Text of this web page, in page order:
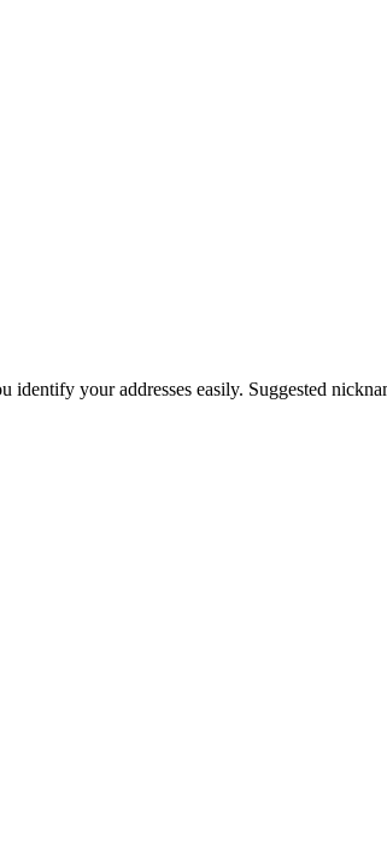
identify your addresses easily. Suggested